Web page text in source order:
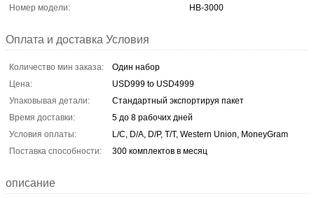
Номер модели:
HB-3000
Оплата и доставка Условия
Количество мин заказа:
Один набор
Цена:
USD999 to USD4999
Упаковывая детали:
Стандартный экспортируя пакет
Время доставки:
5 до 8 рабочих дней
Условия оплаты:
L/C, D/A, D/P, T/T, Western Union, MoneyGram
Поставка способности:
300 комплектов в месяц
описание